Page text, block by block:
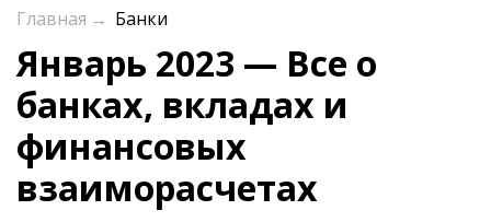
Главная → Банки
Январь 2023 — Все о
банках, вкладах и
финансовых
взаиморасчетах